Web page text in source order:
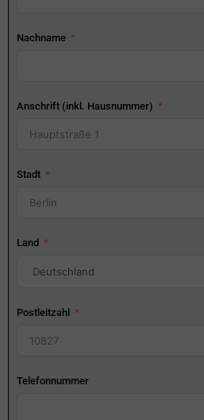
Nachname
Anschrift (inkl. Hausnummer)
Stadt
Land
Postleitzahl
Telefonnummer